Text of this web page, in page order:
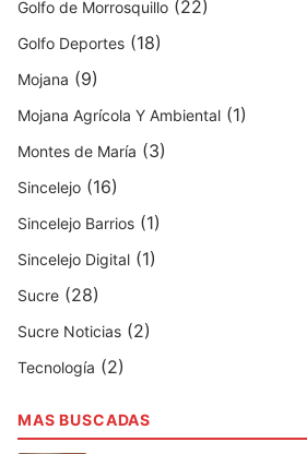
Golfo de Morrosquillo (22)
Golfo Deportes (18)
Mojana (9)
Mojana Agrícola Y Ambiental (1)
Montes de María (3)
Sincelejo (16)
Sincelejo Barrios (1)
Sincelejo Digital (1)
Sucre (28)
Sucre Noticias (2)
Tecnología (2)
MAS BUSCADAS